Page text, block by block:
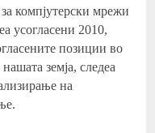
компјутерски мрежи
усогласени 2010,
позиции во
земја, следеа
на